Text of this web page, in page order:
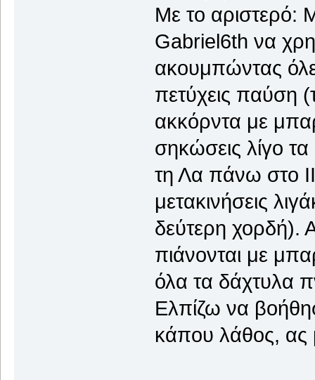
Με το αριστερό:
Gabriel6th να
ακουμπώντας
πετύχεις παύση
ακκόρντα με
σηκώσεις λίγο
τη Λα πάνω στο
μετακινήσεις
δεύτερη χορδή).
πιάνονται με
όλα τα δάχτυλα
Ελπίζω να
κάπου λάθος, ας